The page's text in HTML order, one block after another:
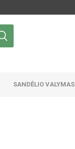
SANDĖLIO VALYMAS